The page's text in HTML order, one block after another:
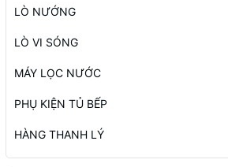
LÒ NƯỚNG
LÒ VI SÓNG
MÁY LỌC NƯỚC
PHỤ KIỆN TỦ BẾP
HÀNG THANH LÝ